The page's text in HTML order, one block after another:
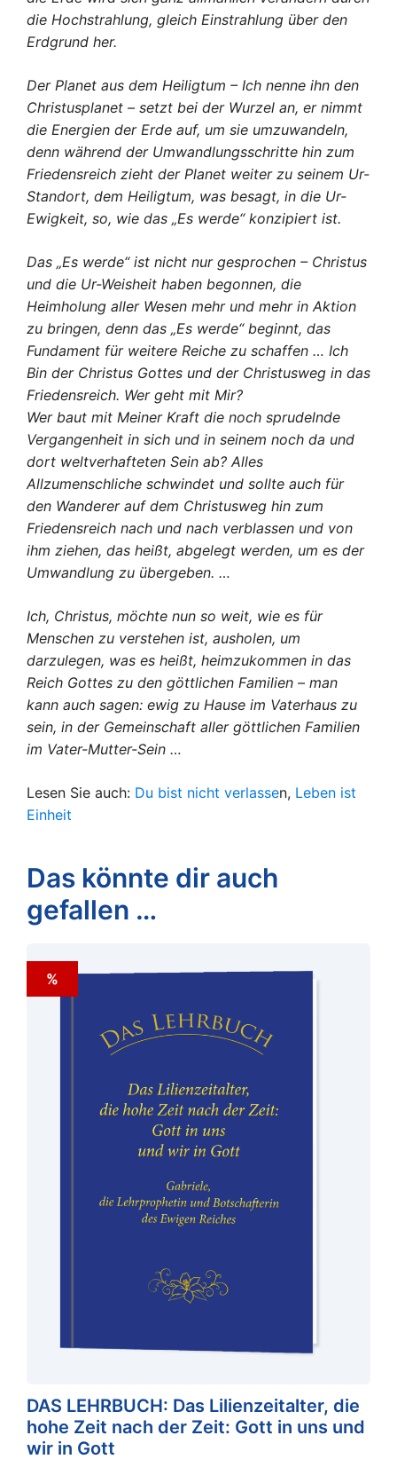
die Hochstrahlung, gleich Einstrahlung über den
Erdgrund her.
Der Planet aus dem Heiligtum – Ich nenne ihn den
Christusplanet – setzt bei der Wurzel an, er nimmt
die Energien der Erde auf, um sie umzuwandeln,
denn während der Umwandlungsschritte hin zum
Friedensreich zieht der Planet weiter zu seinem Ur-
Standort, dem Heiligtum, was besagt, in die Ur-
Ewigkeit, so, wie das „Es werde“ konzipiert ist.
Das „Es werde“ ist nicht nur gesprochen – Christus
und die Ur-Weisheit haben begonnen, die
Heimholung aller Wesen mehr und mehr in Aktion
zu bringen, denn das „Es werde“ beginnt, das
Fundament für weitere Reiche zu schaffen … Ich
Bin der Christus Gottes und der Christusweg in das
Friedensreich. Wer geht mit Mir?
Wer baut mit Meiner Kraft die noch sprudelnde
Vergangenheit in sich und in seinem noch da und
dort weltverhafteten Sein ab? Alles
Allzumenschliche schwindet und sollte auch für
den Wanderer auf dem Christusweg hin zum
Friedensreich nach und nach verblassen und von
ihm ziehen, das heißt, abgelegt werden, um es der
Umwandlung zu übergeben. …
Ich, Christus, möchte nun so weit, wie es für
Menschen zu verstehen ist, ausholen, um
darzulegen, was es heißt, heimzukommen in das
Reich Gottes zu den göttlichen Familien – man
kann auch sagen: ewig zu Hause im Vaterhaus zu
sein, in der Gemeinschaft aller göttlichen Familien
im Vater-Mutter-Sein …
Lesen Sie auch: Du bist nicht verlassen, Leben ist
Einheit
Das könnte dir auch
gefallen …
%
DAS LEHRBUCH: Das Lilienzeitalter, die
hohe Zeit nach der Zeit: Gott in uns und
wir in Gott